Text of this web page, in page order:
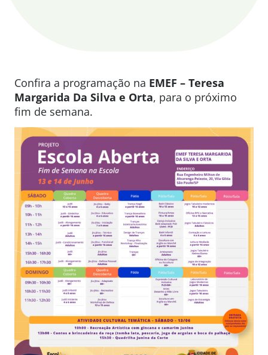
Confira a programação na EMEF – Teresa
Margarida Da Silva e Orta, para o próximo
fim de semana.